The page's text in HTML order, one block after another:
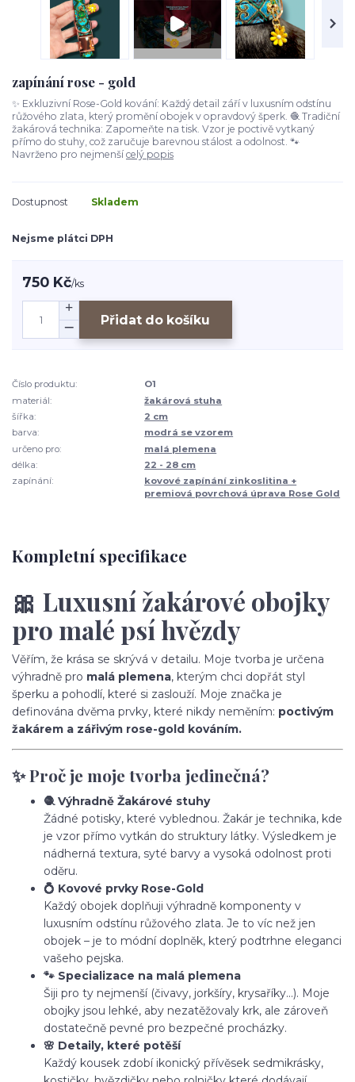
zapínání rose - gold
✨ Exkluzivní Rose-Gold kování: Každý detail září v luxusním odstínu
růžového zlata, který promění obojek v opravdový šperk. 🧶 Tradiční
žakárová technika: Zapomeňte na tisk. Vzor je poctivě vytkaný
přímo do stuhy, což zaručuje barevnou stálost a odolnost. 🐾
Navrženo pro nejmenší celý popis
Dostupnost Skladem
Nejsme plátci DPH
750 Kč/ks
Přidat do košíku
Číslo produktu:
O1
materiál:
žakárová stuha
šířka:
2 cm
barva:
modrá se vzorem
určeno pro:
malá plemena
délka:
22 - 28 cm
zapínání:
kovové zapínání zinkoslitina +
premiová povrchová úprava Rose Gold
Kompletní specifikace
🎀 Luxusní žakárové obojky
pro malé psí hvězdy
Věřím, že krása se skrývá v detailu. Moje tvorba je určena
výhradně pro malá plemena, kterým chci dopřát styl
šperku a pohodlí, které si zaslouží. Moje značka je
definována dvěma prvky, které nikdy neměním: poctivým
žakárem a zářivým rose-gold kováním.
✨ Proč je moje tvorba jedinečná?
🧶 Výhradně Žakárové stuhy
Žádné potisky, které vyblednou. Žakár je technika, kde
je vzor přímo vytkán do struktury látky. Výsledkem je
nádherná textura, syté barvy a vysoká odolnost proti
oděru.
💍 Kovové prvky Rose-Gold
Každý obojek doplňuji výhradně komponenty v
luxusním odstínu růžového zlata. Je to víc než jen
obojek – je to módní doplněk, který podtrhne eleganci
vašeho pejska.
🐾 Specializace na malá plemena
Šiji pro ty nejmenší (čivavy, jorkšíry, krysaříky...). Moje
obojky jsou lehké, aby nezatěžovaly krk, ale zároveň
dostatečně pevné pro bezpečné procházky.
🌸 Detaily, které potěší
Každý kousek zdobí ikonický přívěsek sedmikrásky,